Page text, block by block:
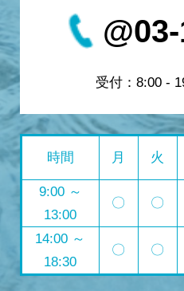
受付：8:00 -
時間 月 火
9:00 ～
13:00
〇 〇
14:00 ～
18:30
〇 〇